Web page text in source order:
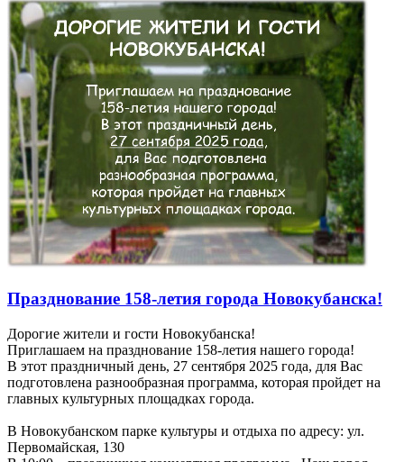
Празднование 158-летия города Новокубанска!
Дорогие жители и гости Новокубанска!
Приглашаем на празднование 158-летия нашего города!
В этот праздничный день, 27 сентября 2025 года, для Вас
подготовлена разнообразная программа, которая пройдет на
главных культурных площадках города.
В Новокубанском парке культуры и отдыха по адресу: ул.
Первомайская, 130